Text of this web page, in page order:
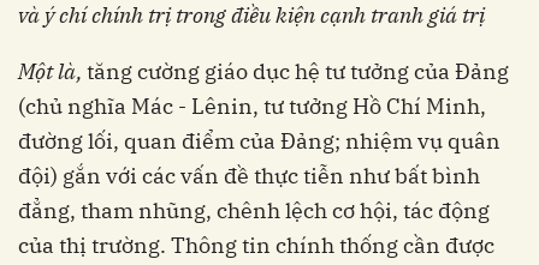
và ý chí chính trị trong điều kiện cạnh tranh giá trị
Một là, tăng cường giáo dục hệ tư tưởng của Đảng
(chủ nghĩa Mác - Lênin, tư tưởng Hồ Chí Minh,
đường lối, quan điểm của Đảng; nhiệm vụ quân
đội) gắn với các vấn đề thực tiễn như bất bình
đẳng, tham nhũng, chênh lệch cơ hội, tác động
của thị trường. Thông tin chính thống cần được